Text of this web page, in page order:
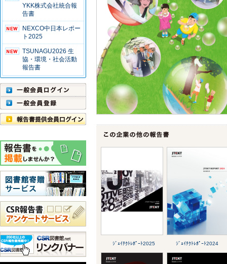
YKK株式会社統合報
告書
NEXCO中日本レポー
ト2025
TSUNAGU2026 生
協・環境・社会活動
報告書
ｼﾞｪｲﾃｸﾄﾚﾎﾟｰﾄ2025 ｼﾞｪｲﾃｸﾄﾚﾎﾟｰﾄ2024